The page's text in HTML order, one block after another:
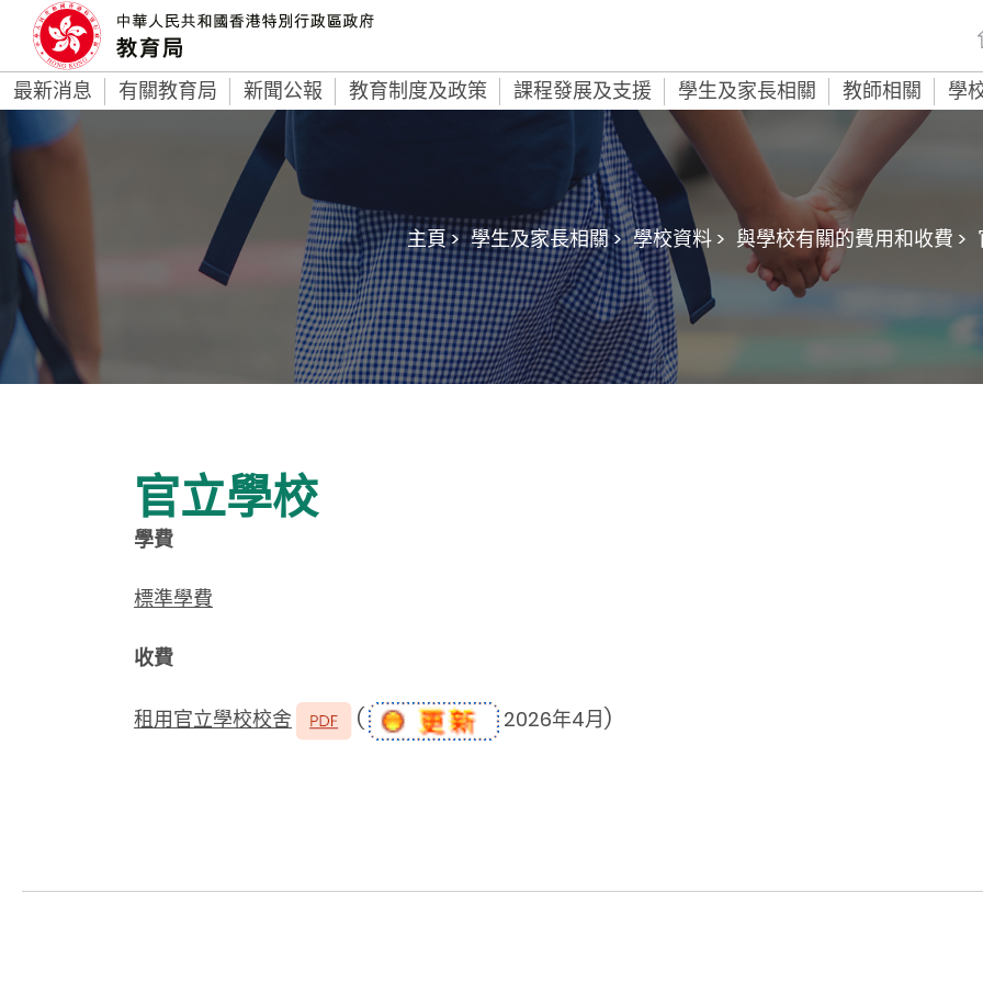
最新消息 有關教育局 新聞公報 教育制度及政策 課程發展及支援 學生及家長相關 教師相關 學
主頁 > 學生及家長相關 > 學校資料 > 與學校有關的費用和收費 >
官立學校
學費
標準學費
收費
租用官立學校校舍 ( 2026年4月)